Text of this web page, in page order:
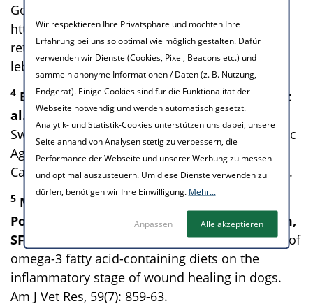
Golden Retriever? Abgerufen 01.12.2020,
https://mein-golden-retriever.de/golden-
retriever/wie-alt-werden-golden-retriever-
lebenserwartung.
4 Egenvall, A., Bonnett, B., Hedhammar, Å. et
al. (2005):Mortality in over 350,000 Insured
Swedish Dogs from 1995–2000: II. Breed-Specific
Age and Survival Patterns and Relative Risk for
Causes of Death. Acta Vet Scand, 46(3): 105–120.
5 Mooney, MA., Vaughn, DM., Reinhart, GA.,
Powers, RD., Wright, JC., Hoffman, CE., Swaim,
SF., Baker, HJ. (1998):
Evaluation of the effects of
omega-3 fatty acid-containing diets on the
inflammatory stage of wound healing in dogs.
Am J Vet Res, 59(7): 859-63.
Wir respektieren Ihre Privatsphäre und möchten Ihre
Erfahrung bei uns so optimal wie möglich gestalten. Dafür
verwenden wir Dienste (Cookies, Pixel, Beacons etc.) und
sammeln anonyme Informationen / Daten (z. B. Nutzung,
Endgerät). Einige Cookies sind für die Funktionalität der
Webseite notwendig und werden automatisch gesetzt.
Analytik- und Statistik-Cookies unterstützen uns dabei, unsere
Seite anhand von Analysen stetig zu verbessern, die
Performance der Webseite und unserer Werbung zu messen
und optimal auszusteuern. Um diese Dienste verwenden zu
dürfen, benötigen wir Ihre Einwilligung. Mehr...
Anpassen Alle akzeptieren